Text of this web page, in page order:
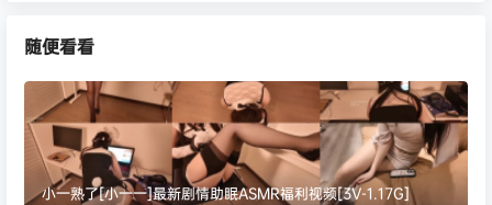
随便看看
小一熟了[小一一]最新剧情助眠ASMR福利视频[3V-1.17G]